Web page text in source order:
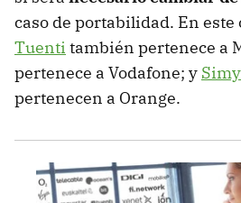
caso de portabilidad. En este
Tuenti también pertenece a
pertenece a Vodafone; y
pertenecen a Orange.